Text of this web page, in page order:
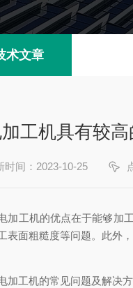
术文章
工机具有较
时间：2023-10-25
工机的优点在于能够加工
表面粗糙度等问题。此外
工机的常见问题及解决方